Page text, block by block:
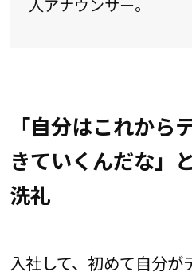
人アナウンサー。
「自分はこれから
きていくんだな」
洗礼
入社して、初めて自分が